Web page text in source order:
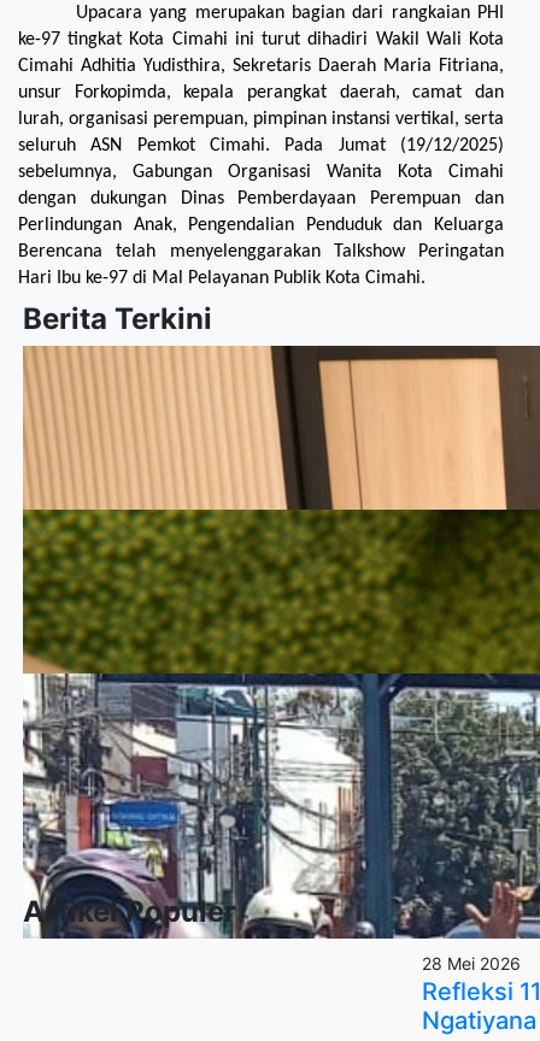
Upacara yang merupakan bagian dari rangkaian PHI
ke-97 tingkat Kota Cimahi ini turut dihadiri Wakil Wali Kota
Cimahi Adhitia Yudisthira, Sekretaris Daerah Maria Fitriana,
unsur Forkopimda, kepala perangkat daerah, camat dan
lurah, organisasi perempuan, pimpinan instansi vertikal, serta
seluruh ASN Pemkot Cimahi. Pada Jumat (19/12/2025)
sebelumnya, Gabungan Organisasi Wanita Kota Cimahi
dengan dukungan Dinas Pemberdayaan Perempuan dan
Perlindungan Anak, Pengendalian Penduduk dan Keluarga
Berencana telah menyelenggarakan Talkshow Peringatan
Hari Ibu ke-97 di Mal Pelayanan Publik Kota Cimahi.
Berita Terkini
Artikel Populer
28 Mei 2026
Refleksi